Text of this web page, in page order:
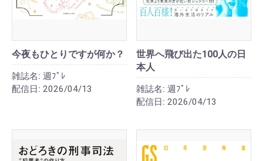
今夜もひとりですが何か？
雑誌名: 週ﾌﾟﾚ
配信日: 2026/04/13
世界へ飛び出た100人の日
本人
雑誌名: 週ﾌﾟﾚ
配信日: 2026/04/13